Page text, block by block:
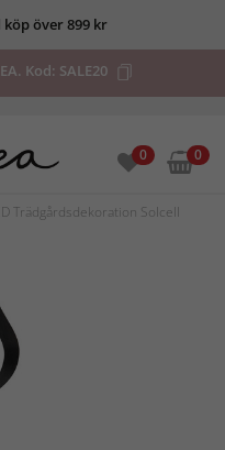
över 899 kr
Kod: SALE20
0 0
Trädgårdsdekoration Solcell